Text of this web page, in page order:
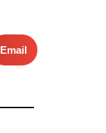
Email